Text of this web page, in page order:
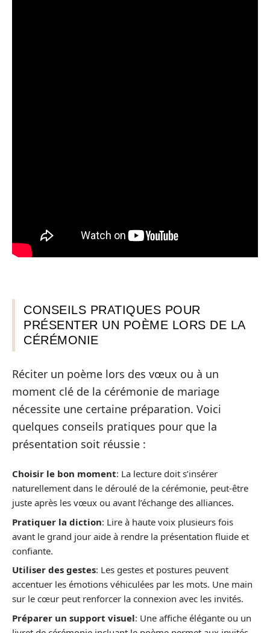
CONSEILS PRATIQUES POUR
PRÉSENTER UN POÈME LORS DE LA
CÉRÉMONIE
Réciter un poème lors des vœux ou à un
moment clé de la cérémonie de mariage
nécessite une certaine préparation. Voici
quelques conseils pratiques pour que la
présentation soit réussie :
Choisir le bon moment: La lecture doit s’insérer
naturellement dans le déroulé de la cérémonie, peut-être
juste après les vœux ou avant l’échange des alliances.
Pratiquer la diction: Lire à haute voix plusieurs fois
avant le grand jour aide à rendre la présentation fluide et
confiante.
Utiliser des gestes: Les gestes et postures peuvent
accentuer les émotions véhiculées par les mots. Une main
sur le cœur peut renforcer la connexion avec les invités.
Préparer un support visuel: Une affiche élégante ou un